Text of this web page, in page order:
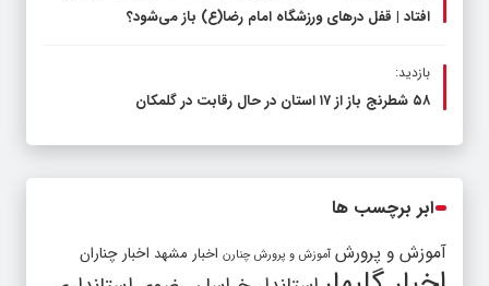
افتاد | قفل در‌های ورزشگاه امام رضا(ع) باز می‌شود؟
بازدید:
۵۸ شطرنج‌ باز از ۱۷ استان در حال رقابت در گلمکان
ابر برچسب ها
آموزش و پرورش آموزش و پرورش چنارن اخبار مشهد اخبار چناران